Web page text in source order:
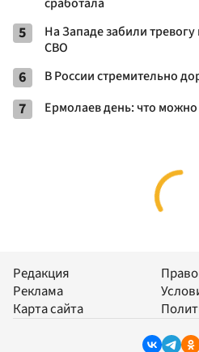
5
На Западе забили
СВО
6 В России стремительно
7 Ермолаев день: что можно
Редакция
Реклама
Карта сайта